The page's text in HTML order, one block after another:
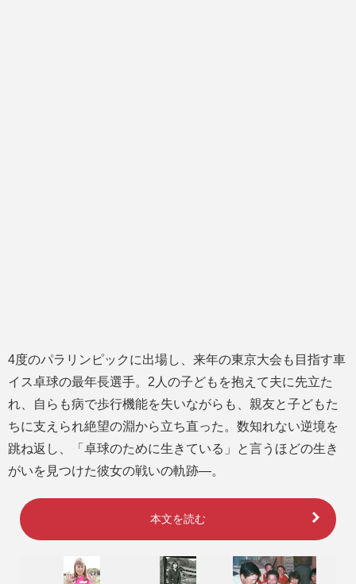
4度のパラリンピックに出場し、来年の東京大会も目指す車
イス卓球の最年長選手。2人の子どもを抱えて夫に先立た
れ、自らも病で歩行機能を失いながらも、親友と子どもた
ちに支えられ絶望の淵から立ち直った。数知れない逆境を
跳ね返し、「卓球のために生きている」と言うほどの生き
がいを見つけた彼女の戦いの軌跡―。
本文を読む